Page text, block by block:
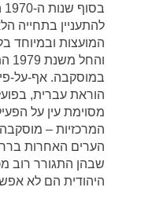
להתעניין בתחייה
המועצות ובמיוחד
במוסקבה. אף-על-
הוראת עברית,
מסוימת עין על
המרכזיות –
הערים האחרות
שבהן התגורר רוב
היהודית הם לא